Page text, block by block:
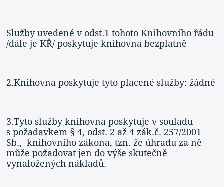
Služby uvedené v odst.1 tohoto Knihovního řádu
/dále je KŘ/ poskytuje knihovna bezplatně
2.Knihovna poskytuje tyto placené služby: žádné
3.Tyto služby knihovna poskytuje v souladu
s požadavkem § 4, odst. 2 až 4 zák.č. 257/2001
Sb., knihovního zákona, tzn. že úhradu za ně
může požadovat jen do výše skutečně
vynaložených nákladů.